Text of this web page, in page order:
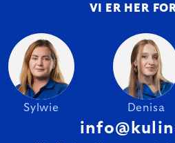
VI ER HER
Sylwie Denisa